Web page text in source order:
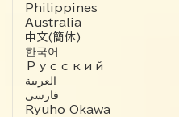
Philippines
Australia
中文(簡体)
한국어
Русский
العربية‏
فارسی
Ryuho Okawa